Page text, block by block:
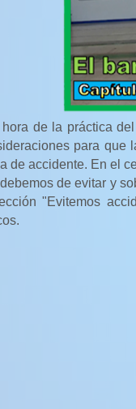
de la práctica
para que
de accidente. En el
de evitar y
"Evitemos